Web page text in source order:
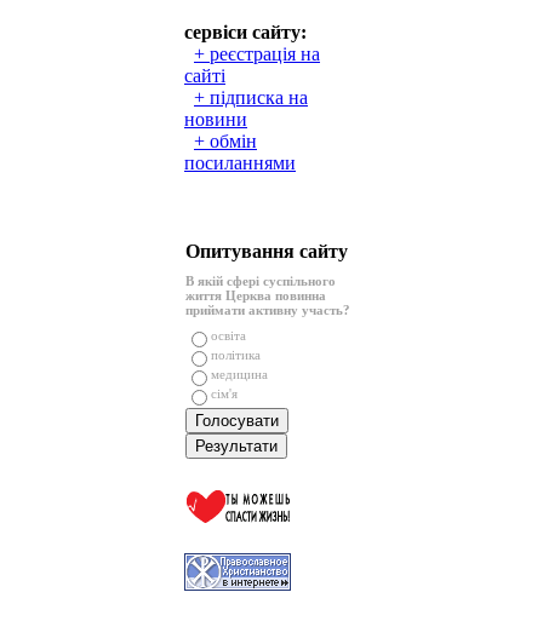
сервіси сайту:
+ реєстрація на
сайті
+ підписка на
новини
+ обмін
посиланнями
Опитування сайту
В якій сфері суспільного
життя Церква повинна
приймати активну участь?
освіта
політика
медицина
сім'я